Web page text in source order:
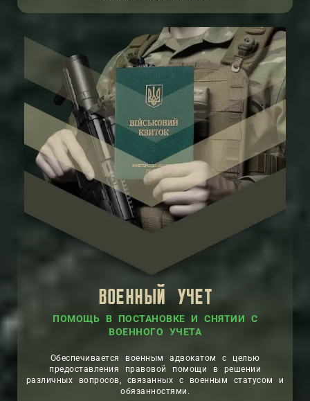
ВОЕННЫЙ УЧЕТ
ПОМОЩЬ В ПОСТАНОВКЕ И СНЯТИИ С
ВОЕННОГО УЧЕТА
Обеспечивается военным адвокатом с целью
предоставления правовой помощи в решении
различных вопросов, связанных с военным статусом и
обязанностями.